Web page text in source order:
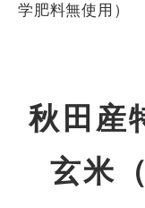
学肥料無使用）
秋田産
玄米